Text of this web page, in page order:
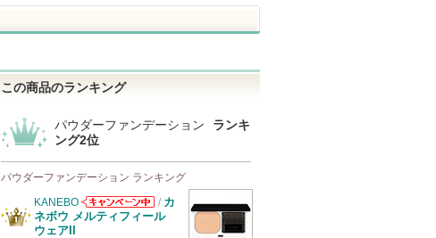
この商品のランキング
パウダーファンデーション
ランキ
ング2位
パウダーファンデーション ランキング
KANEBO
KANEBOから
/ カ
ネボウ メルティフィール
ウェアII